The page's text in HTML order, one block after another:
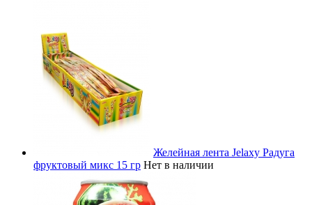
Желейная лента Jelaxy Радуга
фруктовый микс 15 гр Нет в наличии